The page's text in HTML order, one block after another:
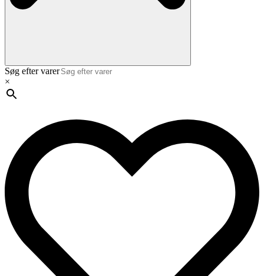
Søg efter varer
×